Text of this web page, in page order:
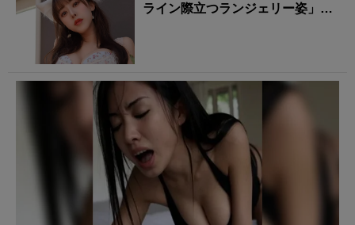
ライン際立つランジェリー姿」に